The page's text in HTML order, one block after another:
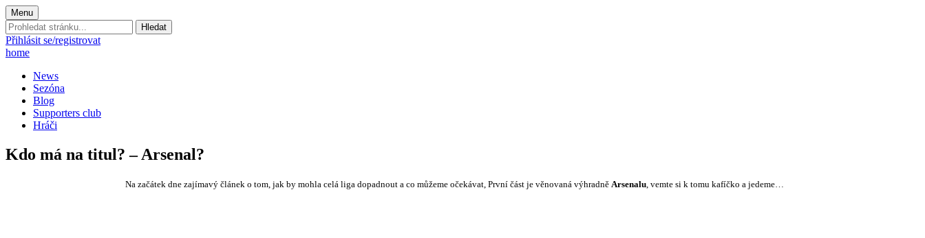
Menu
Prohledat
stránku:
Přihlásit se/registrovat
home
News
Sezóna
Blog
Supporters club
Hráči
Kdo má na titul? – Arsenal?
Na začátek dne zajímavý článek o tom, jak by mohla celá liga dopadnout a co můžeme očekávat, První část je věnovaná výhradně Arsenalu , vemte si k tomu kafíčko a jedeme…